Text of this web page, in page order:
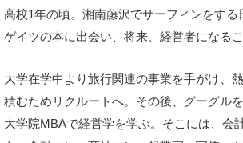
高校1年の頃。湘南藤沢でサーフィンをする
ゲイツの本に出会い、将来、経営者になる
大学在学中より旅行関連の事業を手がけ、
積むためリクルートへ。その後、グーグル
大学院MBAで経営学を学ぶ。そこには、会